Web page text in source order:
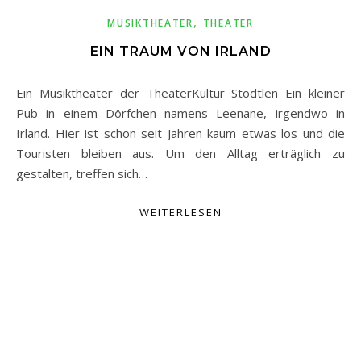
MUSIKTHEATER, THEATER
EIN TRAUM VON IRLAND
Ein Musiktheater der TheaterKultur Stödtlen Ein kleiner
Pub in einem Dörfchen namens Leenane, irgendwo in
Irland. Hier ist schon seit Jahren kaum etwas los und die
Touristen bleiben aus. Um den Alltag erträglich zu
gestalten, treffen sich…
WEITERLESEN